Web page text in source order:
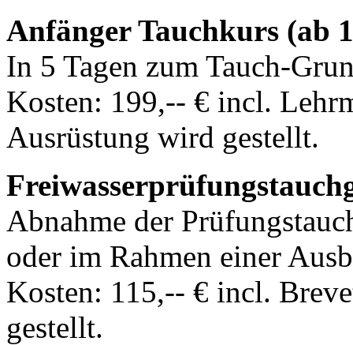
Anfänger Tauchkurs (ab
In 5 Tagen zum Tauch-
Kosten: 199,-- € incl.
Ausrüstung wird gestellt.
Abnahme der
oder im Rahmen einer
Kosten: 115,-- € incl.
gestellt.